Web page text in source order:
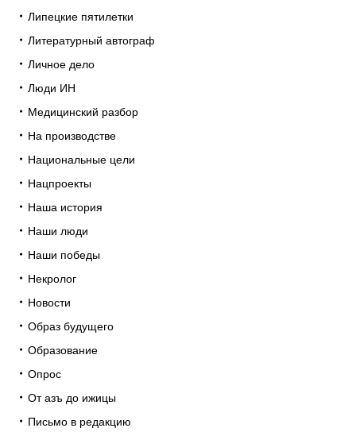
Липецкие пятилетки
Литературный автограф
Личное дело
Люди ИН
Медицинский разбор
На производстве
Национальные цели
Нацпроекты
Наша история
Наши люди
Наши победы
Некролог
Новости
Образ будущего
Образование
Опрос
От азъ до ижицы
Письмо в редакцию